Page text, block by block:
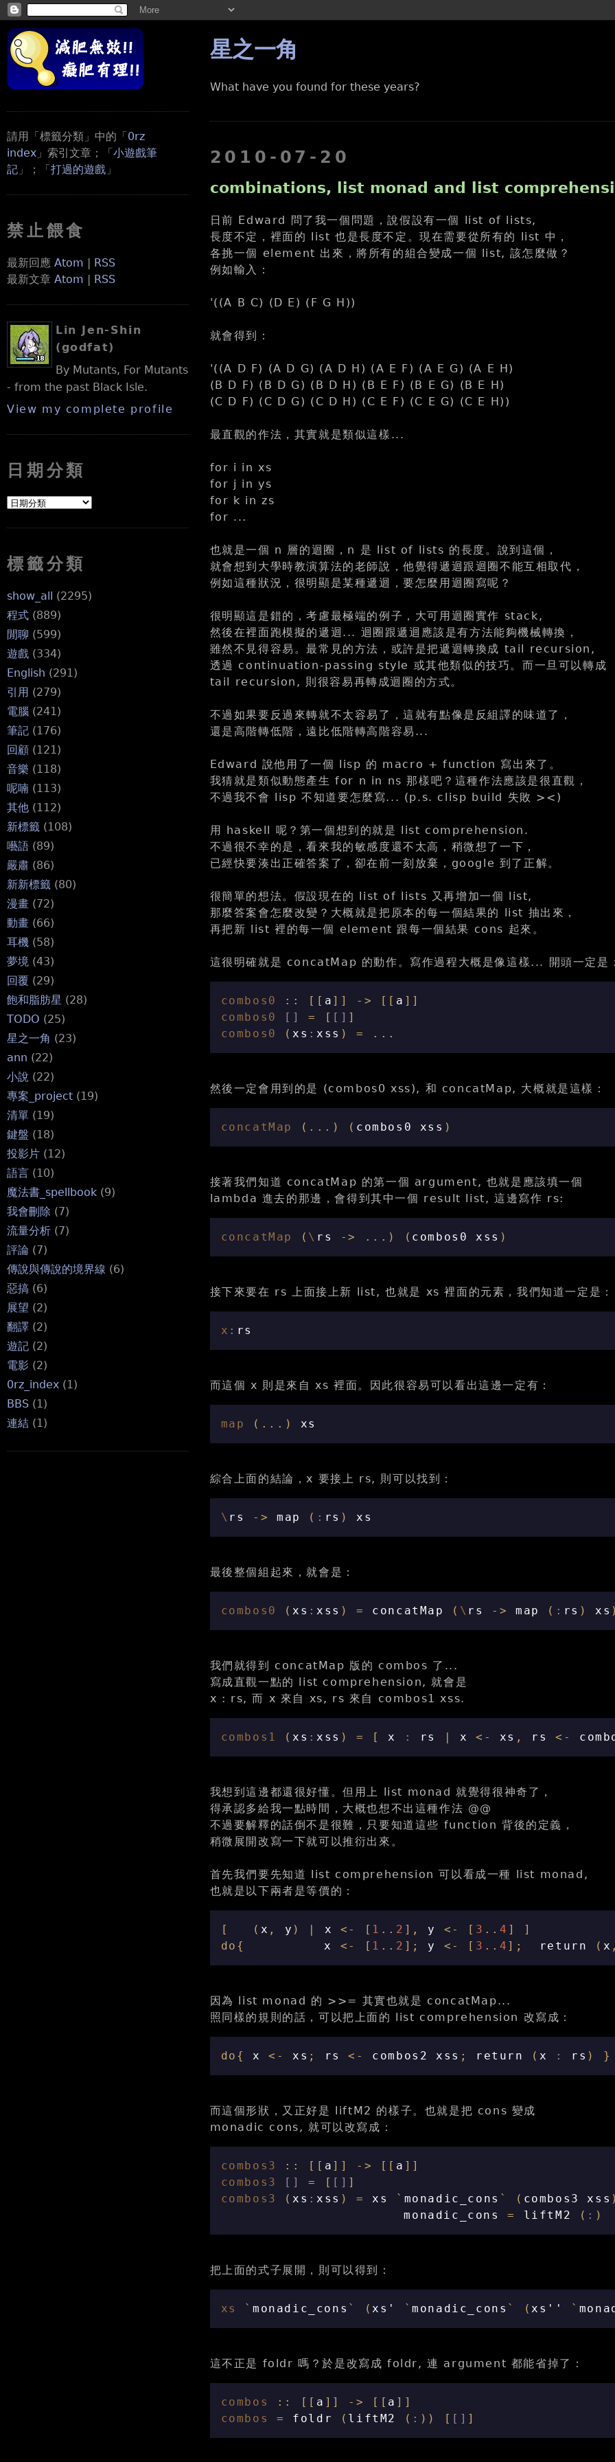
請用「標籤分類」中的「0rz
index 」索引文章；「小遊戲筆
記 」；「打過的遊戲 」
禁止餵食
最新回應 Atom | RSS
最新文章 Atom | RSS
Lin Jen-Shin
(godfat)
By Mutants, For Mutants
- from the past Black Isle.
View my complete profile
日期分類
標籤分類
show_all (2295)
程式 (889)
閒聊 (599)
遊戲 (334)
English (291)
引用 (279)
電腦 (241)
筆記 (176)
回顧 (121)
音樂 (118)
呢喃 (113)
其他 (112)
新標籤 (108)
囈語 (89)
嚴肅 (86)
新新標籤 (80)
漫畫 (72)
動畫 (66)
耳機 (58)
夢境 (43)
回覆 (29)
飽和脂肪星 (28)
TODO (25)
星之一角 (23)
ann (22)
小說 (22)
專案_project (19)
清單 (19)
鍵盤 (18)
投影片 (12)
語言 (10)
魔法書_spellbook (9)
我會刪除 (7)
流量分析 (7)
評論 (7)
傳說與傳說的境界線 (6)
惡搞 (6)
展望 (2)
翻譯 (2)
遊記 (2)
電影 (2)
0rz_index (1)
BBS (1)
連結 (1)
星之一角
What have you found for these years?
2010-07-20
combinations, list monad and list
日前 Edward 問了我一個問題，說假設有一個 list of lists,
長度不定，裡面的 list 也是長度不定。現在需要從所有的 list 中，
各挑一個 element 出來，將所有的組合變成一個 list, 該怎麼做？
例如輸入：
'((A B C) (D E) (F G H))
就會得到：
'((A D F) (A D G) (A D H) (A E F) (A E G) (A E H)
(B D F) (B D G) (B D H) (B E F) (B E G) (B E H)
(C D F) (C D G) (C D H) (C E F) (C E G) (C E H))
最直觀的作法，其實就是類似這樣...
for i in xs
for j in ys
for k in zs
for ...
也就是一個 n 層的迴圈，n 是 list of lists 的長度。說到這個，
就會想到大學時教演算法的老師說，他覺得遞迴跟迴圈不能互相取代，
例如這種狀況，很明顯是某種遞迴，要怎麼用迴圈寫呢？
很明顯這是錯的，考慮最極端的例子，大可用迴圈實作 stack,
然後在裡面跑模擬的遞迴... 迴圈跟遞迴應該是有方法能夠機械轉換，
雖然不見得容易。最常見的方法，或許是把遞迴轉換成 tail recursion,
透過 continuation-passing style 或其他類似的技巧。而一旦可以轉成
tail recursion, 則很容易再轉成迴圈的方式。
不過如果要反過來轉就不太容易了，這就有點像是反組譯的味道了，
還是高階轉低階，遠比低階轉高階容易...
Edward 說他用了一個 lisp 的 macro + function 寫出來了。
我猜就是類似動態產生 for n in ns 那樣吧？這種作法應該是很直觀，
不過我不會 lisp 不知道要怎麼寫... (p.s. clisp build 失敗 ><)
用 haskell 呢？第一個想到的就是 list comprehension.
不過很不幸的是，看來我的敏感度還不太高，稍微想了一下，
已經快要湊出正確答案了，卻在前一刻放棄，google 到了正解。
很簡單的想法。假設現在的 list of lists 又再增加一個 list,
那麼答案會怎麼改變？大概就是把原本的每一個結果的 list 抽出來，
再把新 list 裡的每一個 element 跟每一個結果 cons 起來。
這很明確就是 concatMap 的動作。寫作過程大概是像這樣... 開頭一定是
combos0 :: [[ a ]] -> [[ a ]]
combos0
[] = [ [] ]
combos0
(xs : xss ) = ...
然後一定會用到的是 (combos0 xss), 和 concatMap, 大概就是這樣：
concatMap ( ... ) ( combos0 xss )
接著我們知道 concatMap 的第一個 argument, 也就是應該填一個
lambda 進去的那邊，會得到其中一個 result list, 這邊寫作 rs:
concatMap ( \ rs -> ... ) ( combos0 xss )
接下來要在 rs 上面接上新 list, 也就是 xs 裡面的元素，我們知道一定是：
x : rs
而這個 x 則是來自 xs 裡面。因此很容易可以看出這邊一定有：
map ( ... ) xs
綜合上面的結論，x 要接上 rs, 則可以找到：
\ rs -> map ( : rs ) xs
最後整個組起來，就會是：
combos0 (xs : xss ) = concatMap ( \ rs -> map ( : rs ) xs
我們就得到 concatMap 版的 combos 了...
寫成直觀一點的 list comprehension, 就會是
x : rs, 而 x 來自 xs, rs 來自 combos1 xss.
combos1 (xs : xss ) = [ x : rs | x <- xs , rs <-
我想到這邊都還很好懂。但用上 list monad 就覺得很神奇了，
得承認多給我一點時間，大概也想不出這種作法 @@
不過要解釋的話倒不是很難，只要知道這些 function 背後的定義，
稍微展開改寫一下就可以推衍出來。
首先我們要先知道 list comprehension 可以看成一種 list monad,
也就是以下兩者是等價的：
[ ( x , y ) | x <- [ 1 .. 2 ], y <- [ 3 .. 4 ]
]
do { x <- [ 1 .. 2 ]; y <- [ 3 .. 4 ]; return ( x
因為 list monad 的 >>= 其實也就是 concatMap...
照同樣的規則的話，可以把上面的 list comprehension 改寫成：
do { x <- xs ; rs <- combos2 xss ; return ( x : rs ) }
而這個形狀，又正好是 liftM2 的樣子。也就是把 cons 變成
monadic cons, 就可以改寫成：
combos3 :: [[ a ]] -> [[ a ]]
combos3
[] = [ [] ]
combos3
(xs : xss ) = xs ` monadic_cons ` ( combos3 xss
monadic_cons
= liftM2 ( : )
把上面的式子展開，則可以得到：
xs `monadic_cons ` (xs' `monadic_cons ` (xs'' `
這不正是 foldr 嗎？於是改寫成 foldr, 連 argument 都能省掉了：
combos :: [[ a ]] -> [[ a ]]
combos
= foldr ( liftM2 ( : )) [ [] ]